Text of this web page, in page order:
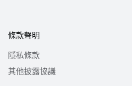
條款聲明
隱私條款
其他披露協議